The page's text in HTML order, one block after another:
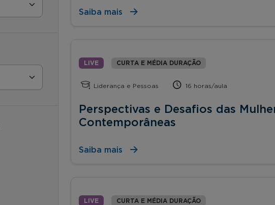
Saiba mais
LIVE CURTA E MÉDIA DURAÇÃO
Liderança e Pessoas 16 horas/aula
Perspectivas e Desafios das
Contemporâneas
Saiba mais
LIVE CURTA E MÉDIA DURAÇÃO